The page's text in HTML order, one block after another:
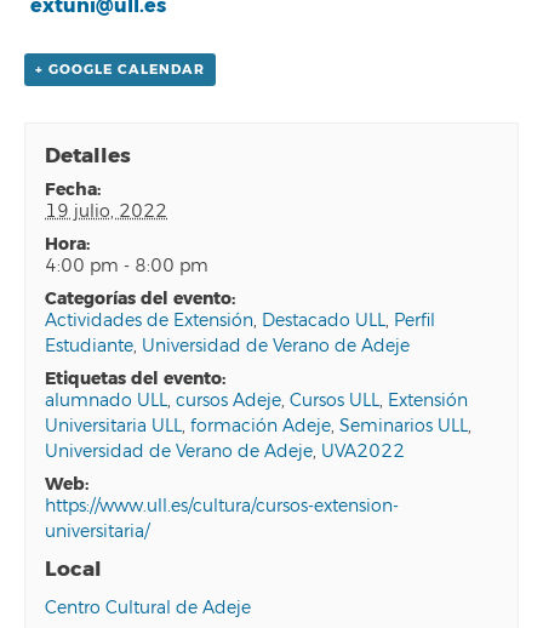
+ GOOGLE CALENDAR
Detalles
fecha:
19 julio, 2022
hora:
4:00 pm - 8:00 pm
categorías del evento:
Actividades de Extensión, Destacado ULL, Perfil
Estudiante, Universidad de Verano de Adeje
etiquetas del evento:
alumnado ULL,cursos Adeje,Cursos ULL, Extensión
Universitaria ULL,formación Adeje,Seminarios ULL,
Universidad de Verano de Adeje, UVA2022
web:
https://www.ull.es/cultura/cursos-extension-
universitaria/
Local
Centro Cultural de Adeje